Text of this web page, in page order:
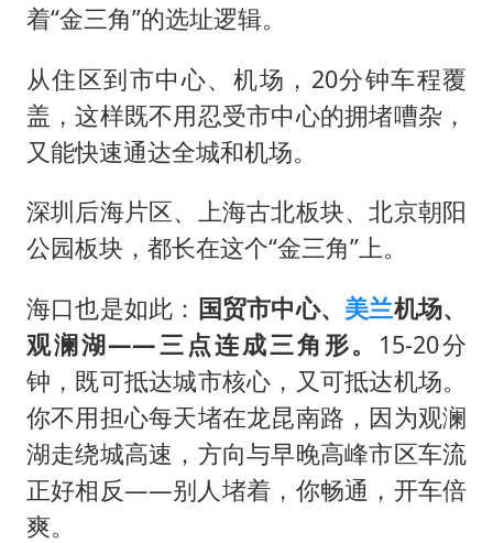
着“金三角”的选址逻辑。
从住区到市中心、机场，20分钟车程覆
盖，这样既不用忍受市中心的拥堵嘈杂，
又能快速通达全城和机场。
深圳后海片区、上海古北板块、北京朝阳
公园板块，都长在这个“金三角”上。
海口也是如此： 国贸市中心、 美兰机场、
观澜湖——三点连成三角形。 15-20分
钟，既可抵达城市核心，又可抵达机场。
你不用担心每天堵在龙昆南路，因为观澜
湖走绕城高速，方向与早晚高峰市区车流
正好相反——别人堵着，你畅通，开车倍
爽。